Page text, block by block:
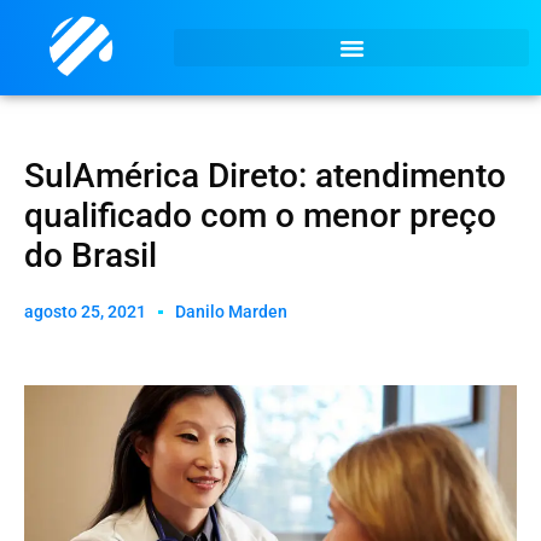
SulAmérica Direto: atendimento
qualificado com o menor preço
do Brasil
agosto 25, 2021 Danilo Marden